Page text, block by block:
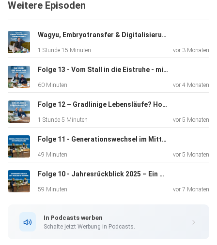
unternehmerische Entscheidungen und die Frage, wie
heute wirtschaftlich tragfähig und zukunftsfähig gestaltet
werden
kann. Eine Folge über Mut, Entwicklung und neue Wege auf
dem
Bauernhof.
Weitere Episoden
Wagyu, Embryotransfer & Digitalisierung: Direktvermarktung neu gedacht – mit Steffen Eggers
1 Stunde 15 Minuten vor 3 Monaten
Folge 13 - Vom Stall in die Eistruhe - mit Sina Steensen von der Trollebüller Eiscremerei
60 Minuten vor 4 Monaten
Folge 12 – Gradlinige Lebensläufe? Holger schnackt mit Julia Nissen alias Deichdeern
1 Stunde 5 Minuten vor 5 Monaten
Folge 11 - Generationswechsel im Mittelstand - Vier Generationen, ein Weg.
49 Minuten vor 5 Monaten
Folge 10 - Jahresrückblick 2025 – Ein Jahr voller Highlights, Wandel & Teamgeist
59 Minuten vor 7 Monaten
In Podcasts werben
Schalte jetzt Werbung in Podcasts.